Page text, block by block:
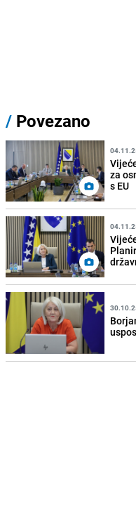
/ Povezano
za
s EU